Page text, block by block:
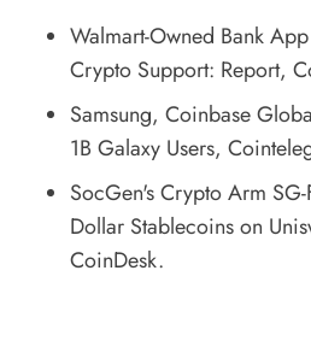
Walmart-Owned Bank
Crypto Support: Report,
Samsung, Coinbase
1B Galaxy Users,
SocGen's Crypto Arm
Dollar Stablecoins on
CoinDesk.